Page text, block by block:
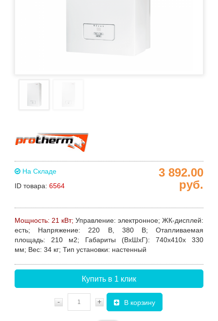
На Складе
ID товара: 6564
3 892.00
руб.
Мощность: 21 кВт; Управление: электронное; ЖК-дисплей:
есть; Напряжение: 220 В, 380 В;Отапливаемая
площадь: 210 м2; Габариты (ВхШхГ): 740х410х 330
мм; Вес: 34 кг; Тип установки: настенный
Купить в 1 клик
- + В корзину